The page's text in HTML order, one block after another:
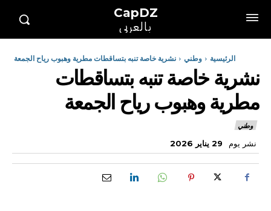
CapDZ
بالعربي
الرئيسية وطني نشرية خاصة تنبه بتساقطات مطرية وهبوب رياح الجمعة
نشرية خاصة تنبه بتساقطات
مطرية وهبوب رياح الجمعة
وطني
نشر يوم 29 يناير 2026